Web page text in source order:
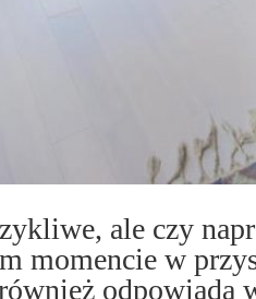
ale czy
momencie w
odpowiada